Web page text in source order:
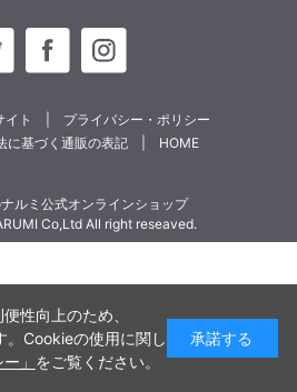
イト
プライバシー・ポリシー
に基づく通販の表記
HOME
ルミ公式オンラインショップ
Co,Ltd All right reseaved.
性向上のため、
。Cookieの使用に関し
」 をご覧ください。
承諾する